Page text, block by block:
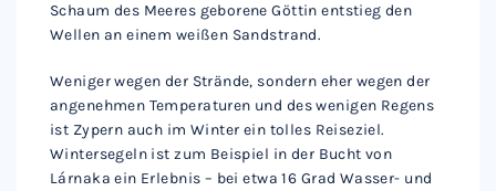
Schaum des Meeres geborene Göttin entstieg den
Wellen an einem weißen Sandstrand.
Weniger wegen der Strände, sondern eher wegen der
angenehmen Temperaturen und des wenigen Regens
ist Zypern auch im Winter ein tolles Reiseziel.
Wintersegeln ist zum Beispiel in der Bucht von
Lárnaka ein Erlebnis – bei etwa 16 Grad Wasser- und